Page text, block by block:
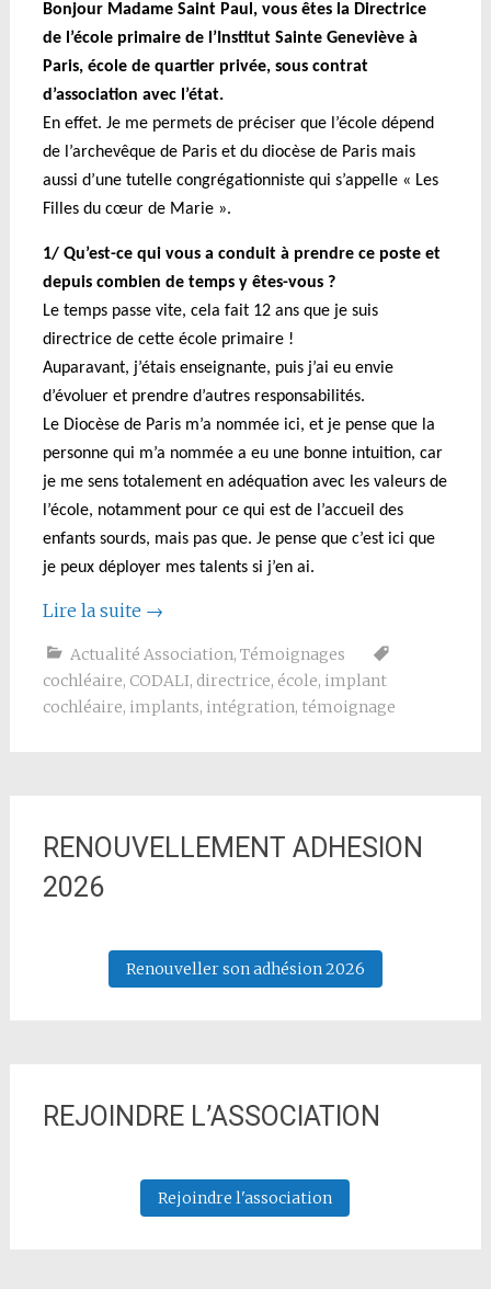
Bonjour Madame Saint Paul, vous êtes la Directrice
de l’école primaire de l’Institut Sainte Geneviève à
Paris, école de quartier privée, sous contrat
d’association avec l’état.
En effet. Je me permets de préciser que l’école dépend
de l’archevêque de Paris et du diocèse de Paris mais
aussi d’une tutelle congrégationniste qui s’appelle « Les
Filles du cœur de Marie ».
1/ Qu’est-ce qui vous a conduit à prendre ce poste et
depuis combien de temps y êtes-vous ?
Le temps passe vite, cela fait 12 ans que je suis
directrice de cette école primaire !
Auparavant, j’étais enseignante, puis j’ai eu envie
d’évoluer et prendre d’autres responsabilités.
Le Diocèse de Paris m’a nommée ici, et je pense que la
personne qui m’a nommée a eu une bonne intuition, car
je me sens totalement en adéquation avec les valeurs de
l’école, notamment pour ce qui est de l’accueil des
enfants sourds, mais pas que. Je pense que c’est ici que
je peux déployer mes talents si j’en ai.
Lire la suite →
Actualité Association, Témoignages
cochléaire, CODALI, directrice, école, implant
cochléaire, implants, intégration, témoignage
RENOUVELLEMENT ADHESION
2026
Renouveller son adhésion 2026
REJOINDRE L’ASSOCIATION
Rejoindre l'association